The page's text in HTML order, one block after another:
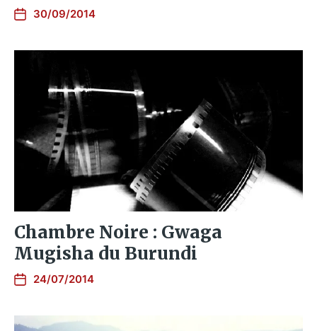
30/09/2014
Chambre Noire : Gwaga
Mugisha du Burundi
24/07/2014